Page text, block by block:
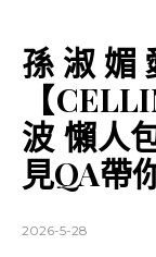
孫淑媚
【
波 懶人
見QA帶
2026-5-28